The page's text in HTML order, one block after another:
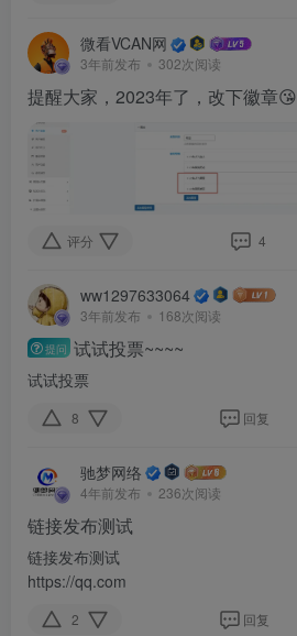
微看VCAN网
3年前发布 302次阅读
提醒大家，2023年了，改下徽章😘
评分 4
ww1297633064
3年前发布 168次阅读
提问 试试投票~~~~
试试投票
8 回复
驰梦网络
4年前发布 236次阅读
链接发布测试
链接发布测试
https://qq.com
2 回复